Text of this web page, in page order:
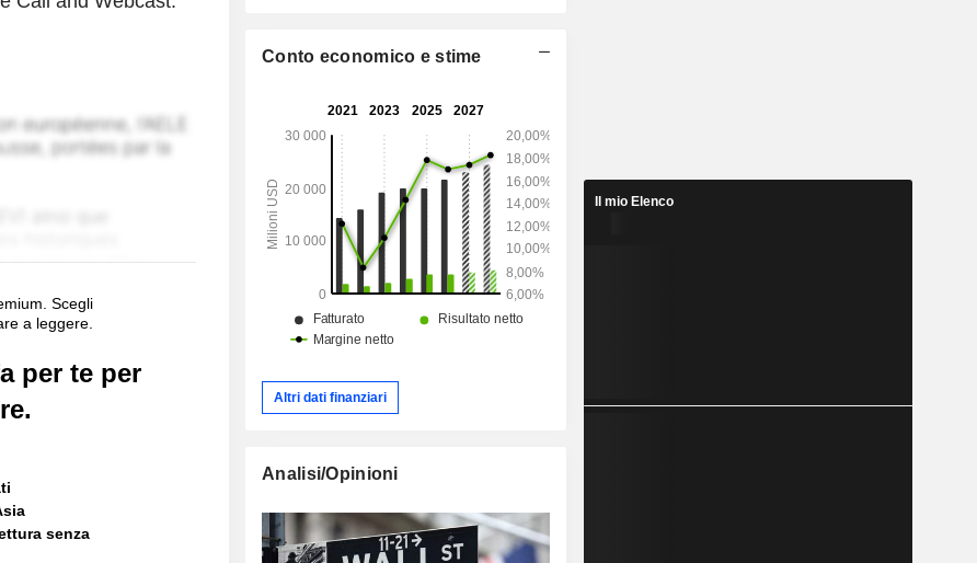
Scegli
a leggere.
per te per
senza
Conto economico e stime
Altri dati finanziari
Analisi/Opinioni
Il mio Elenco